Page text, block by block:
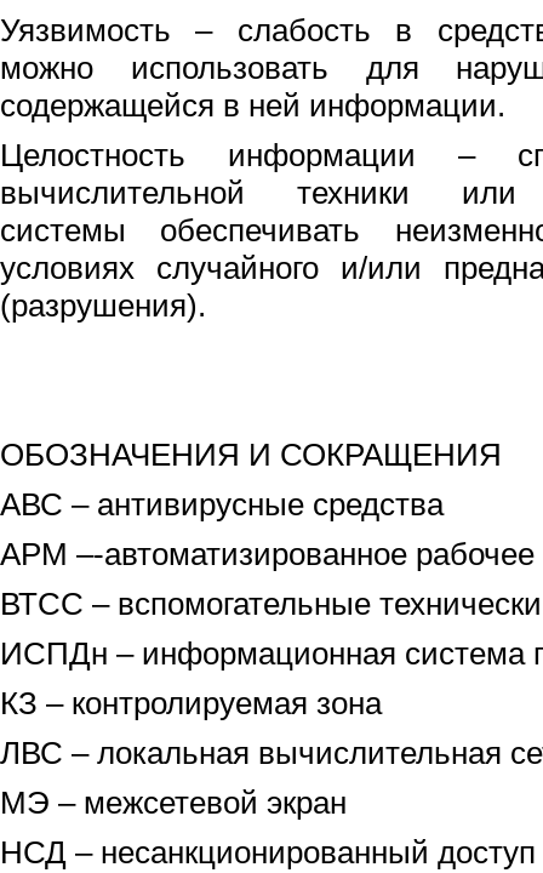
Уязвимость – слабость в
можно использовать для
содержащейся в ней информации.
Целостность информации –
вычислительной техники или
системы обеспечивать
условиях случайного и/или
(разрушения).
ОБОЗНАЧЕНИЯ И СОКРАЩЕНИЯ
АВС – антивирусные средства
АРМ –-автоматизированное рабочее
ВТСС – вспомогательные
ИСПДн – информационная система
КЗ – контролируемая зона
ЛВС – локальная вычислительная
МЭ – межсетевой экран
НСД – несанкционированный доступ